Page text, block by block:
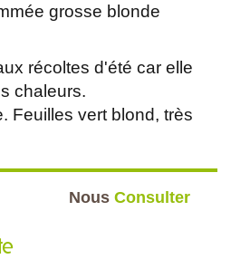
grosse blonde
récoltes d'été car elle
chaleurs.
Feuilles vert blond, très
Nous Consulter